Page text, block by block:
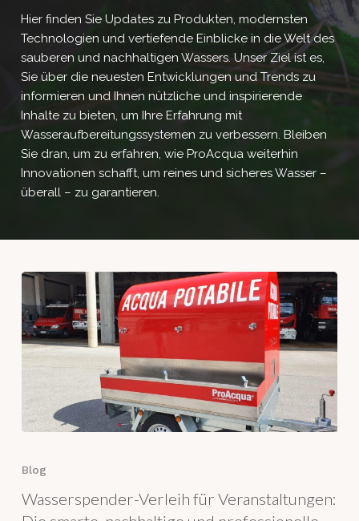
Hier finden Sie Updates zu Produkten, modernsten
Technologien und vertiefende Einblicke in die Welt des
sauberen und nachhaltigen Wassers. Unser Ziel ist es,
Sie über die neuesten Entwicklungen und Trends zu
informieren und Ihnen nützliche und inspirierende
Inhalte zu bieten, um Ihre Erfahrung mit
Wasseraufbereitungssystemen zu verbessern. Bleiben
Sie dran, um zu erfahren, wie ProAcqua weiterhin
Innovationen schafft, um reines und sicheres Wasser –
überall – zu garantieren.
Veranstaltungen:
Die
Blog
Wasserspender-Verleih für Veranstaltungen: